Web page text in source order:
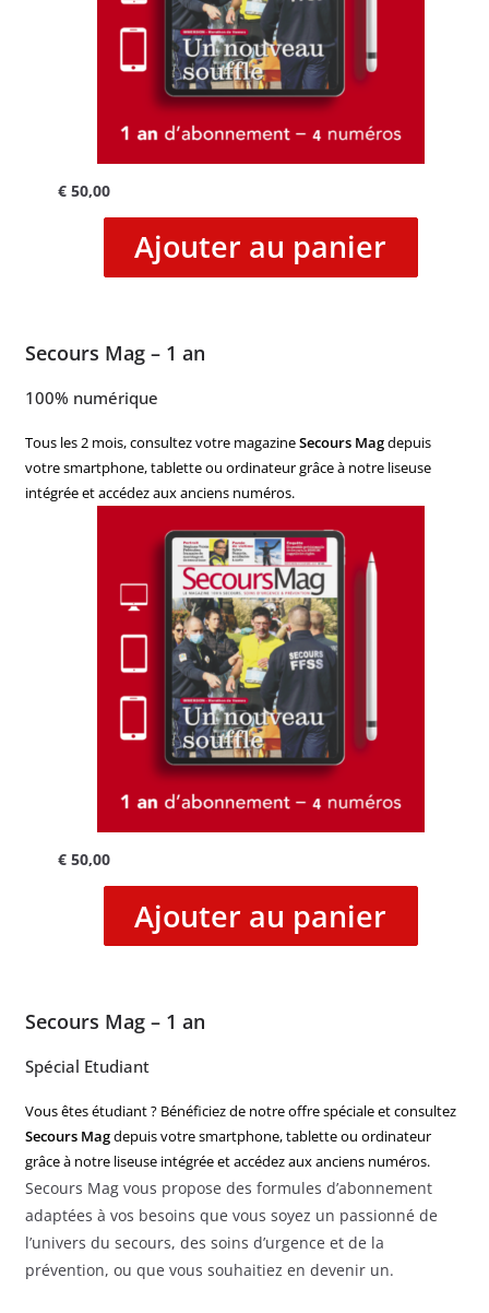
€50,00
Ajouter au panier
Secours Mag – 1 an
100% numérique
Tous les 2 mois, consultez votre magazineSecours Magdepuis
votre smartphone, tablette ou ordinateur grâce à notre liseuse
intégrée et accédez aux anciens numéros.
€50,00
Ajouter au panier
Secours Mag – 1 an
Spécial Etudiant
Vous êtes étudiant ? Bénéficiez de notre offre spéciale et consultez
Secours Magdepuis votre smartphone, tablette ou ordinateur
grâce à notre liseuse intégrée et accédez aux anciens numéros.
Secours Mag vous propose des formules d’abonnement
adaptées à vos besoins que vous soyez un passionné de
l’univers du secours, des soins d’urgence et de la
prévention, ou que vous souhaitiez en devenir un.